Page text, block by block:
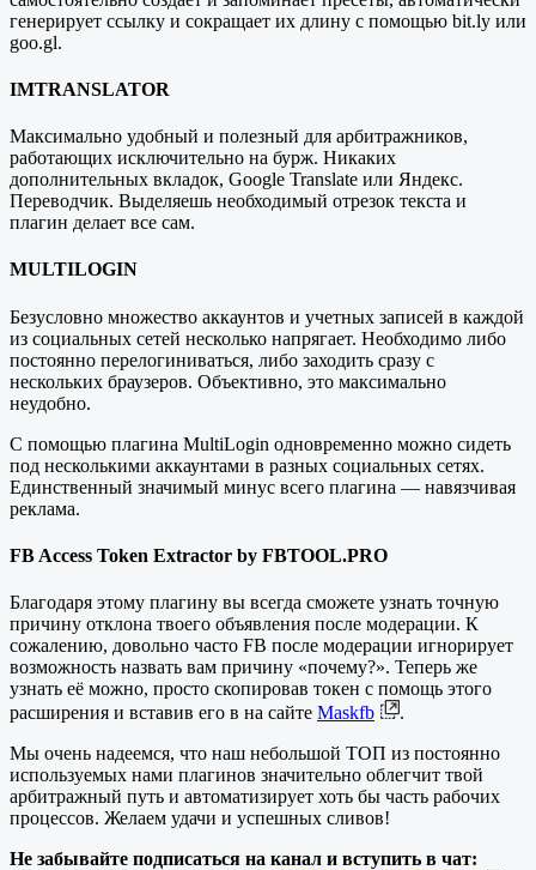
генерирует ссылку и сокращает их длину с помощью bit.ly или
goo.gl.
IMTRANSLATOR
Максимально удобный и полезный для арбитражников,
работающих исключительно на бурж. Никаких
дополнительных вкладок, Google Translate или Яндекс.
Переводчик. Выделяешь необходимый отрезок текста и
плагин делает все сам.
MULTILOGIN
Безусловно множество аккаунтов и учетных записей в каждой
из социальных сетей несколько напрягает. Необходимо либо
постоянно перелогиниваться, либо заходить сразу с
нескольких браузеров. Объективно, это максимально
неудобно.
С помощью плагина MultiLogin одновременно можно сидеть
под несколькими аккаунтами в разных социальных сетях.
Единственный значимый минус всего плагина — навязчивая
реклама.
FB Access Token Extractor by FBTOOL.PRO
Благодаря этому плагину вы всегда сможете узнать точную
причину отклона твоего объявления после модерации. К
сожалению, довольно часто FB после модерации игнорирует
возможность назвать вам причину «почему?». Теперь же
узнать её можно, просто скопировав токен с помощь этого
расширения и вставив его в на сайте Maskfb
.
Мы очень надеемся, что наш небольшой ТОП из постоянно
используемых нами плагинов значительно облегчит твой
арбитражный путь и автоматизирует хоть бы часть рабочих
процессов. Желаем удачи и успешных сливов!
Не забывайте подписаться на канал и вступить в чат: